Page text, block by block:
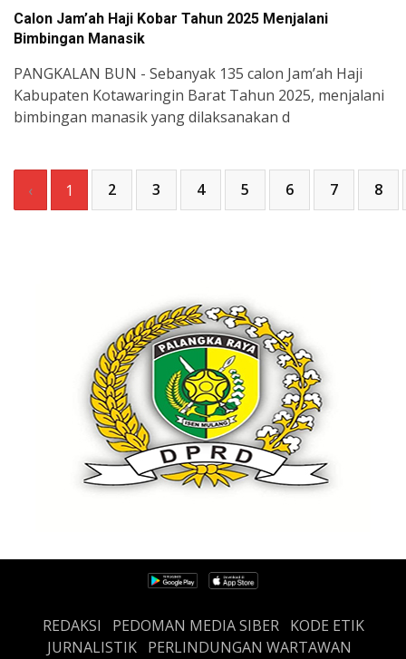
Calon Jam’ah Haji Kobar Tahun 2025 Menjalani
Bimbingan Manasik
PANGKALAN BUN - Sebanyak 135 calon Jam’ah Haji
Kabupaten Kotawaringin Barat Tahun 2025, menjalani
bimbingan manasik yang dilaksanakan d
‹ 1 2 3 4 5 6 7 8
REDAKSI PEDOMAN MEDIA SIBER
KODE ETIK
JURNALISTIK PERLINDUNGAN WARTAWAN